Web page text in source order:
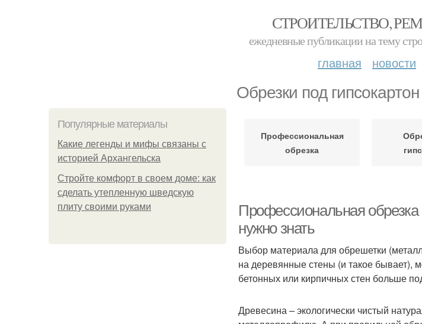
СТРОИТЕЛЬСТВО,
ежедневные публикации на тему
главная новости
Обрезки под гипсокартон
Популярные материалы
Какие легенды и мифы связаны с
историей Архангельска
Стройте комфорт в своем доме: как
сделать утепленную шведскую
плиту своими руками
Профессиональная
обрезка
Профессиональная обрезка
нужно знать
Выбор материала для обрешетки
на деревянные стены (и такое бывает),
бетонных или кирпичных стен больше
Древесина – экологически чистый